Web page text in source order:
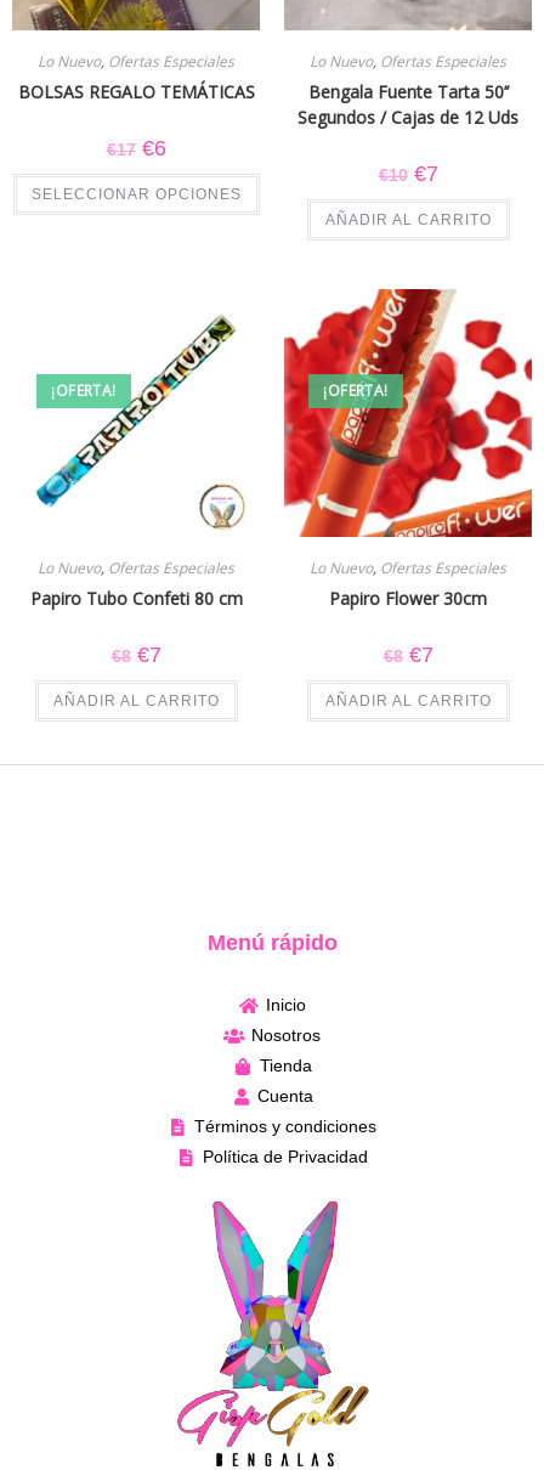
Lo Nuevo, Ofertas Especiales
BOLSAS REGALO TEMÁTICAS
€17 €6
SELECCIONAR OPCIONES
Lo Nuevo, Ofertas Especiales
Bengala Fuente Tarta 50’’
Segundos / Cajas de 12 Uds
€10 €7
AÑADIR AL CARRITO
¡OFERTA!
Lo Nuevo, Ofertas Especiales
Papiro Tubo Confeti 80 cm
€8 €7
AÑADIR AL CARRITO
¡OFERTA!
Lo Nuevo, Ofertas Especiales
Papiro Flower 30cm
€8 €7
AÑADIR AL CARRITO
Menú rápido
Inicio
Nosotros
Tienda
Cuenta
Términos y condiciones
Política de Privacidad